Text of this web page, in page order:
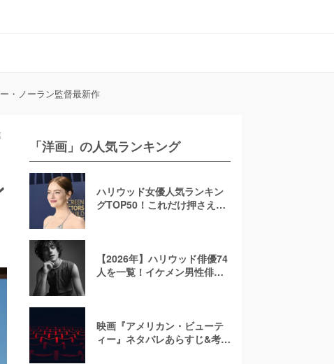
・ノーラン監督最新作
「洋画」の人気ランキング
ハリウッド女優人気ランキン
グTOP50！これだけ押さえれ
【2026年】ハリウッド俳優74
人を一覧！イケメン男性俳優
映画『アメリカン・ビューテ
ィー』ネタバレあらすじ&考